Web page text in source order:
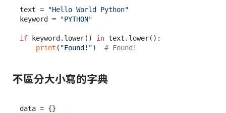
text =
"Hello World Python"
keyword =
"PYTHON"
if keyword.lower() in text.lower():
print ( "Found!") # Found!
不區分大小寫的字典
data = {}